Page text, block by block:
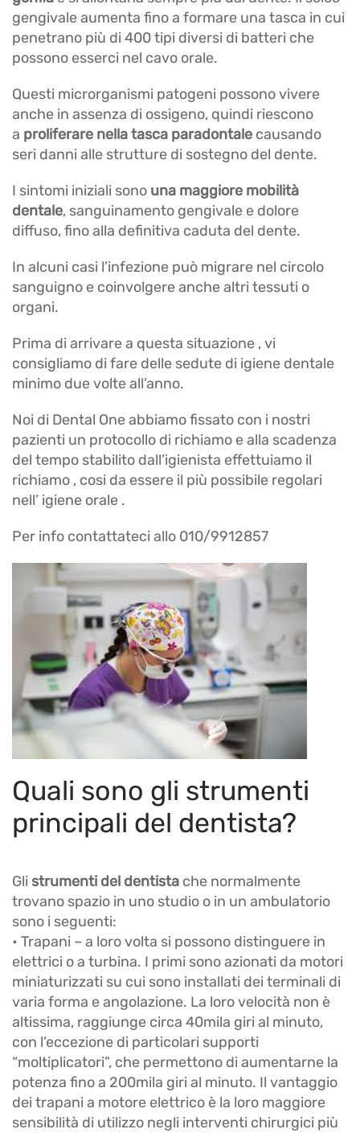
gengivale aumenta fino a formare una tasca in cui
penetrano più di 400 tipi diversi di batteri che
possono esserci nel cavo orale.
Questi microrganismi patogeni possono vivere
anche in assenza di ossigeno, quindi riescono
a proliferare nella tasca paradontale causando
seri danni alle strutture di sostegno del dente.
I sintomi iniziali sono una maggiore mobilità
dentale, sanguinamento gengivale e dolore
diffuso, fino alla definitiva caduta del dente.
In alcuni casi l’infezione può migrare nel circolo
sanguigno e coinvolgere anche altri tessuti o
organi.
Prima di arrivare a questa situazione , vi
consigliamo di fare delle sedute di igiene dentale
minimo due volte all’anno.
Noi di Dental One abbiamo fissato con i nostri
pazienti un protocollo di richiamo e alla scadenza
del tempo stabilito dall’igienista effettuiamo il
richiamo , cosi da essere il più possibile regolari
nell’ igiene orale .
Per info contattateci allo 010/9912857
Quali sono gli strumenti
principali del dentista?
Gli strumenti del dentista che normalmente
trovano spazio in uno studio o in un ambulatorio
sono i seguenti:
• Trapani – a loro volta si possono distinguere in
elettrici o a turbina. I primi sono azionati da motori
miniaturizzati su cui sono installati dei terminali di
varia forma e angolazione. La loro velocità non è
altissima, raggiunge circa 40mila giri al minuto,
con l’eccezione di particolari supporti
“moltiplicatori”, che permettono di aumentarne la
potenza fino a 200mila giri al minuto. Il vantaggio
dei trapani a motore elettrico è la loro maggiore
sensibilità di utilizzo negli interventi chirurgici più